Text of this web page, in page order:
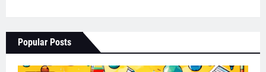
Popular Posts